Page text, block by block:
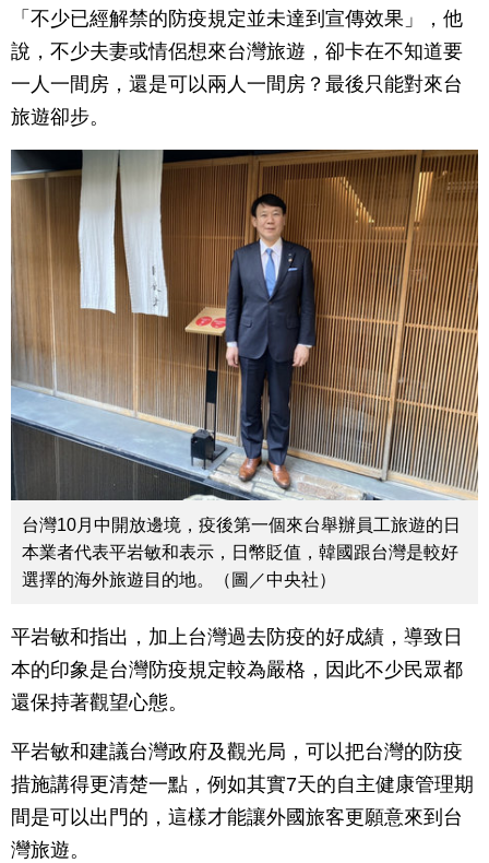
「不少已經解禁的防疫規定並未達到宣傳效果」，他
說，不少夫妻或情侶想來台灣旅遊，卻卡在不知道要
一人一間房，還是可以兩人一間房？最後只能對來台
旅遊卻步。
台灣10月中開放邊境，疫後第一個來台舉辦員工旅遊的日
本業者代表平岩敏和表示，日幣貶值，韓國跟台灣是較好
選擇的海外旅遊目的地。（圖／中央社）
平岩敏和指出，加上台灣過去防疫的好成績，導致日
本的印象是台灣防疫規定較為嚴格，因此不少民眾都
還保持著觀望心態。
平岩敏和建議台灣政府及觀光局，可以把台灣的防疫
措施講得更清楚一點，例如其實7天的自主健康管理期
間是可以出門的，這樣才能讓外國旅客更願意來到台
灣旅遊。